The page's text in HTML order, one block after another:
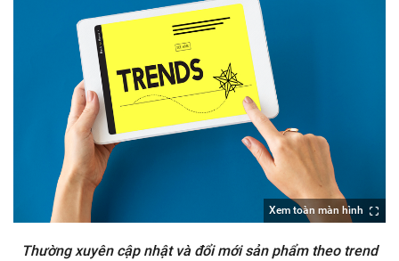
Xem toàn màn hình
Thường xuyên cập nhật và đổi mới sản phẩm theo trend